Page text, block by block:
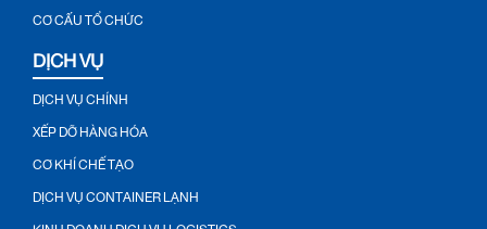
CƠ CẤU TỔ CHỨC
DỊCH VỤ
DỊCH VỤ CHÍNH
XẾP DỠ HÀNG HÓA
CƠ KHÍ CHẾ TẠO
DỊCH VỤ CONTAINER LẠNH